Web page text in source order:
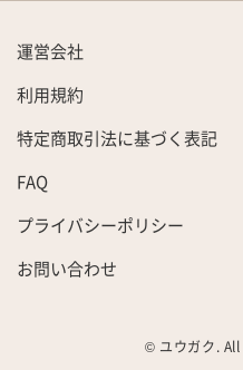
運営会社
利用規約
特定商取引法に基づく表記
FAQ
プライバシーポリシー
お問い合わせ
© ユウガク.